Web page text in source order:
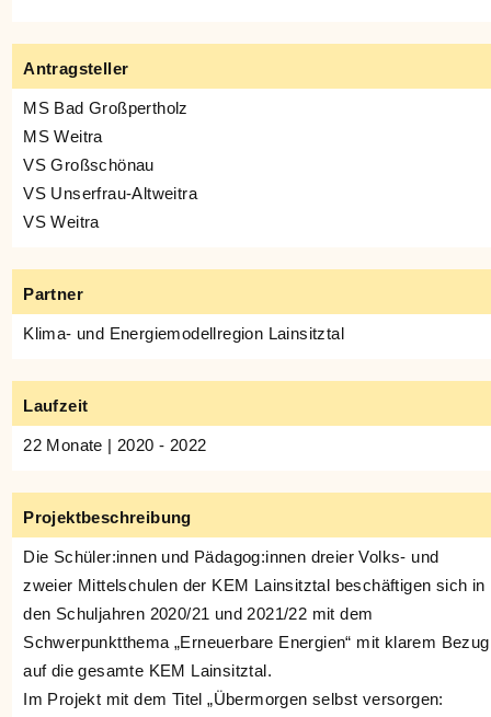
Antragsteller
MS Bad Großpertholz
MS Weitra
VS Großschönau
VS Unserfrau-Altweitra
VS Weitra
Partner
Klima- und Energiemodellregion Lainsitztal
Laufzeit
22 Monate | 2020 - 2022
Projektbeschreibung
Die Schüler:innen und Pädagog:innen dreier Volks- und
zweier Mittelschulen der KEM Lainsitztal beschäftigen sich in
den Schuljahren 2020/21 und 2021/22 mit dem
Schwerpunktthema „Erneuerbare Energien“ mit klarem Bezug
auf die gesamte KEM Lainsitztal.
Im Projekt mit dem Titel „Übermorgen selbst versorgen: